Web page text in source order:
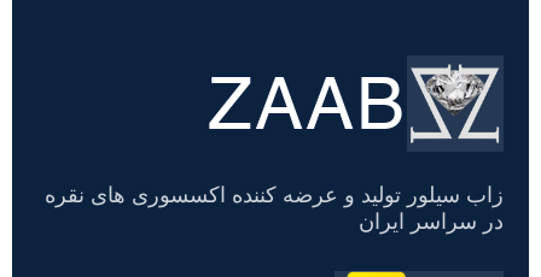
تسویه
حساب
ZAAB
زاب سیلور تولید و عرضه کننده اکسسوری های نقره
در سراسر ایران